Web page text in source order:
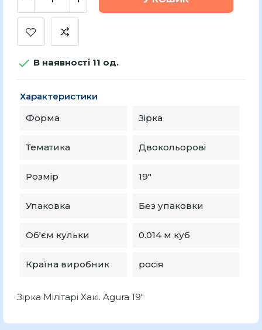
 В наявності 11 од.
Характеристики
Форма
Зірка
Тематика Двокольорові
Розмір 19″
Упаковка Без упаковки
Об'єм кульки 0.014 м куб
Країна виробник росія
Зірка Мілітарі Хакі. Agura 19"